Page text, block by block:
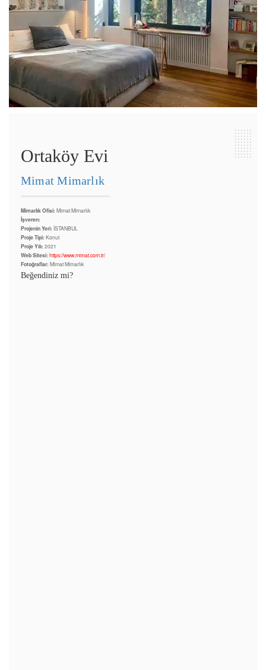
Ortaköy Evi
Mimat Mimarlık
Mimarlık Ofisi: Mimat Mimarlık
İşveren:
Projenin Yeri: İSTANBUL
Proje Tipi: Konut
Proje Yılı: 2021
Web Sitesi: https://www.mimat.com.tr/
Fotoğraflar: Mimat Mimarlık
Beğendiniz mi?